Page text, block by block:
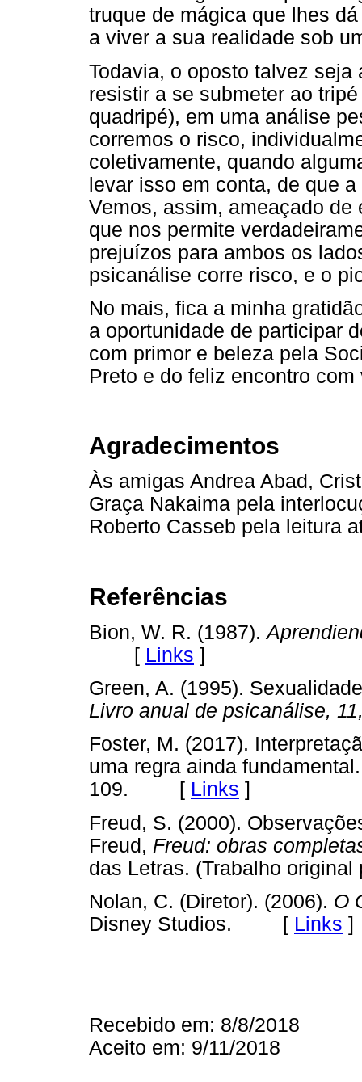
truque de mágica que lhes
a viver a sua realidade sob
Todavia, o oposto talvez
resistir a se submeter ao
quadripé), em uma análise
corremos o risco,
coletivamente, quando
levar isso em conta, de que
Vemos, assim, ameaçado
que nos permite
prejuízos para ambos os
psicanálise corre risco, e o
No mais, fica a minha
a oportunidade de participar
com primor e beleza pela
Preto e do feliz encontro
Agradecimentos
Às amigas Andrea Abad,
Graça Nakaima pela
Roberto Casseb pela leitura
Referências
Bion, W. R. (1987).
[ Links ]
Green, A. (1995).
Livro anual de psicanálise,
Foster, M. (2017).
uma regra ainda
109. [ Links ]
Freud, S. (2000).
Freud, Freud: obras
das Letras. (Trabalho
Nolan, C. (Diretor). (2006). O
Disney Studios. [ Links ]
Recebido em: 8/8/2018
Aceito em: 9/11/2018